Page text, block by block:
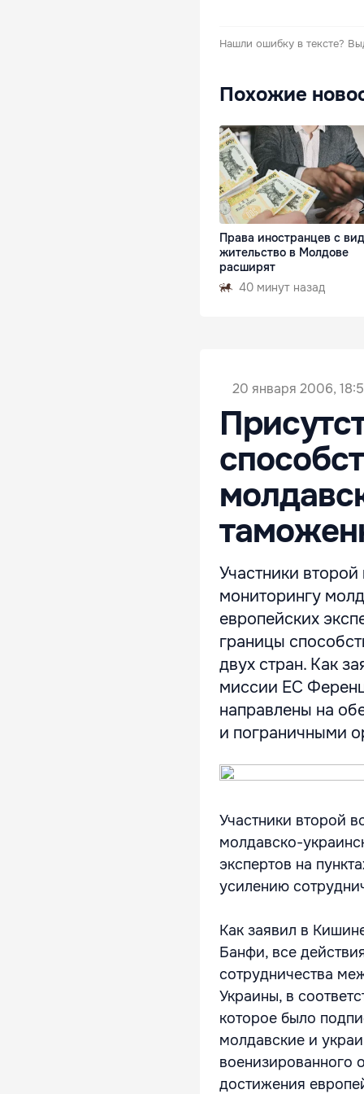
Нашли ошибку в тексте?
Похожие
Права иностранцев с
жительство в Молдове
расширят
40 минут назад
20 января 2006,
Участники
мониторингу
европейских
границы
двух стран. Как
миссии ЕС
направлены на
и пограничными
Участники второй
молдавско-
экспертов на
усилению
Как заявил в
Банфи, все
сотрудничества
Украины, в
которое было
молдавские и
военизированного
достижения